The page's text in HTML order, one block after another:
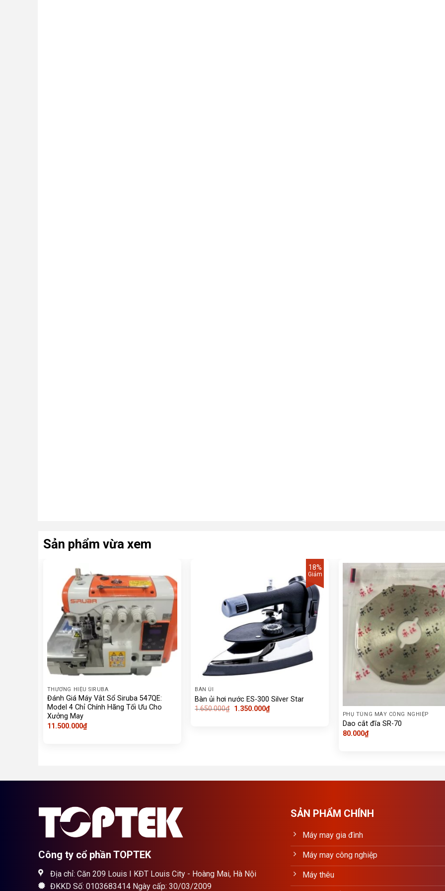
Sản phẩm vừa xem
THƯƠNG HIỆU SIRUBA
Đánh Giá Máy Vắt Sổ Siruba 547QE:
Model 4 Chỉ Chính Hãng Tối Ưu Cho
Xưởng May
11.500.000₫
18%
Giảm
BÀN ỦI
Bàn ủi hơi nước ES-300 Silver Star
1.650.000₫ Giá
1.350.000₫Giá
hiện
PHỤ TÙNG MÁY CÔNG NGHIỆP
Dao cắt đĩa SR-70
80.000₫
Công ty cổ phần TOPTEK
Địa chỉ: Căn 209 Louis I KĐT Louis City - Hoàng Mai, Hà Nội
ĐKKD Số: 0103683414 Ngày cấp: 30/03/2009
SẢN PHẨM CHÍNH
Máy may gia đình
Máy may công nghiệp
Máy thêu